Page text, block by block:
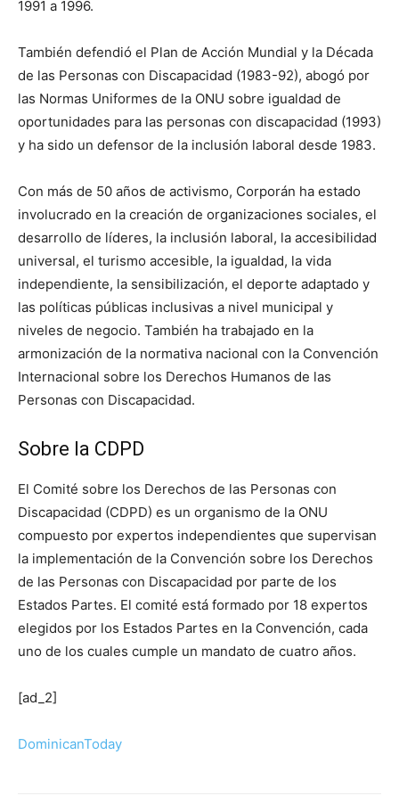
1991 a 1996.
También defendió el Plan de Acción Mundial y la Década
de las Personas con Discapacidad (1983-92), abogó por
las Normas Uniformes de la ONU sobre igualdad de
oportunidades para las personas con discapacidad (1993)
y ha sido un defensor de la inclusión laboral desde 1983.
Con más de 50 años de activismo, Corporán ha estado
involucrado en la creación de organizaciones sociales, el
desarrollo de líderes, la inclusión laboral, la accesibilidad
universal, el turismo accesible, la igualdad, la vida
independiente, la sensibilización, el deporte adaptado y
las políticas públicas inclusivas a nivel municipal y
niveles de negocio. También ha trabajado en la
armonización de la normativa nacional con la Convención
Internacional sobre los Derechos Humanos de las
Personas con Discapacidad.
Sobre la CDPD
El Comité sobre los Derechos de las Personas con
Discapacidad (CDPD) es un organismo de la ONU
compuesto por expertos independientes que supervisan
la implementación de la Convención sobre los Derechos
de las Personas con Discapacidad por parte de los
Estados Partes. El comité está formado por 18 expertos
elegidos por los Estados Partes en la Convención, cada
uno de los cuales cumple un mandato de cuatro años.
[ad_2]
DominicanToday